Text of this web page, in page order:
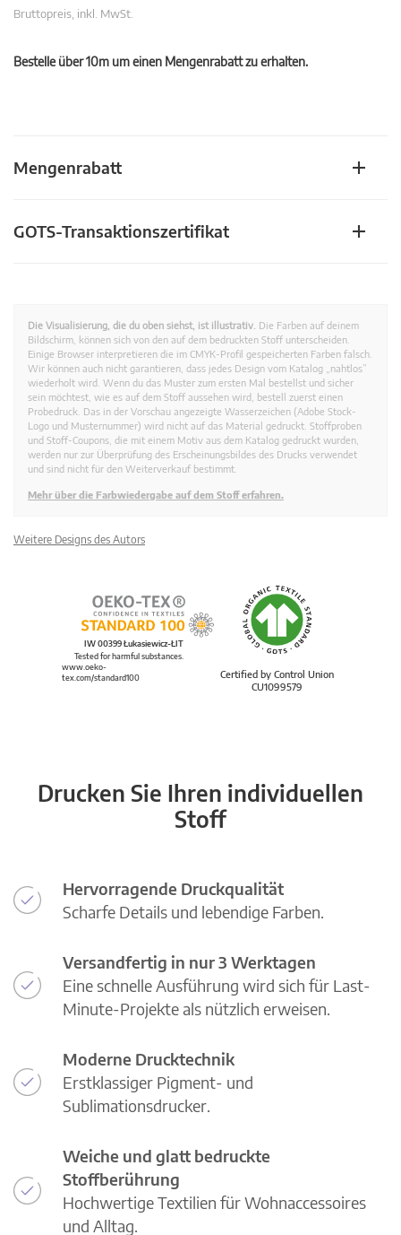
Bruttopreis, inkl. MwSt.
Bestelle über 10m um einen Mengenrabatt zu erhalten.
Mengenrabatt
GOTS-Transaktionszertifikat
Die Visualisierung, die du oben siehst, ist illustrativ. Die Farben auf deinem
Bildschirm, können sich von den auf dem bedruckten Stoff unterscheiden.
Einige Browser interpretieren die im CMYK-Profil gespeicherten Farben falsch.
Wir können auch nicht garantieren, dass jedes Design vom Katalog „nahtlos”
wiederholt wird. Wenn du das Muster zum ersten Mal bestellst und sicher
sein möchtest, wie es auf dem Stoff aussehen wird, bestell zuerst einen
Probedruck. Das in der Vorschau angezeigte Wasserzeichen (Adobe Stock-
Logo und Musternummer) wird nicht auf das Material gedruckt. Stoffproben
und Stoff-Coupons, die mit einem Motiv aus dem Katalog gedruckt wurden,
werden nur zur Überprüfung des Erscheinungsbildes des Drucks verwendet
und sind nicht für den Weiterverkauf bestimmt.
Mehr über die Farbwiedergabe auf dem Stoff erfahren.
Weitere Designs des Autors
Certified by Control Union
CU1099579
IW 00399 Łukasiewicz-ŁIT
Tested for harmful substances.
www.oeko-
tex.com/standard100
Drucken Sie Ihren individuellen
Stoff
Hervorragende Druckqualität
Scharfe Details und lebendige Farben.
Versandfertig in nur 3 Werktagen
Eine schnelle Ausführung wird sich für Last-
Minute-Projekte als nützlich erweisen.
Moderne Drucktechnik
Erstklassiger Pigment- und
Sublimationsdrucker.
Weiche und glatt bedruckte
Stoffberührung
Hochwertige Textilien für Wohnaccessoires
und Alltag.